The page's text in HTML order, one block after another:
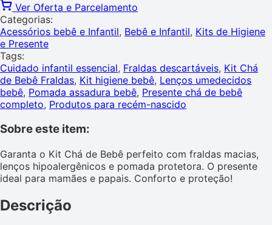
Ver Oferta e Parcelamento
Categorias:
Acessórios bebê e Infantil, Bebê e Infantil, Kits de Higiene
e Presente
Tags:
Cuidado infantil essencial, Fraldas descartáveis, Kit Chá
de Bebê Fraldas, Kit higiene bebê, Lenços umedecidos
bebê, Pomada assadura bebê, Presente chá de bebê
completo, Produtos para recém-nascido
Sobre este item:
Garanta o Kit Chá de Bebê perfeito com fraldas macias,
lenços hipoalergênicos e pomada protetora. O presente
ideal para mamães e papais. Conforto e proteção!
Descrição